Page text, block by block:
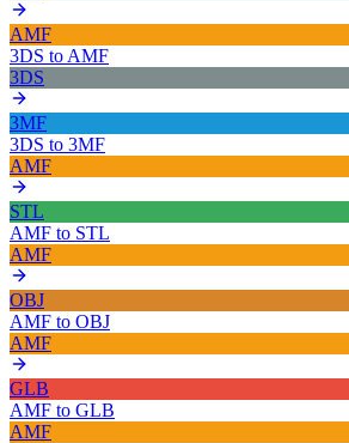
AMF
3DS to AMF
3DS
3MF
3DS to 3MF
AMF
STL
AMF to STL
AMF
OBJ
AMF to OBJ
AMF
GLB
AMF to GLB
AMF